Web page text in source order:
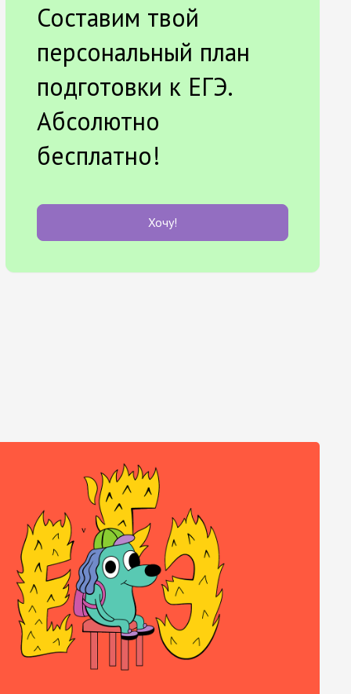
Составим твой
персональный план
подготовки к ЕГЭ.
Абсолютно
бесплатно!
Хочу!